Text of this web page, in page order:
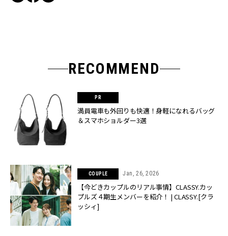
RECOMMEND
満員電車も外回りも快適！身軽になれるバッグ
＆スマホショルダー3選
COUPLE Jan, 26, 2026
【今どきカップルのリアル事情】CLASSY.カッ
プルズ４期生メンバーを紹介！ | CLASSY.[クラ
ッシィ]